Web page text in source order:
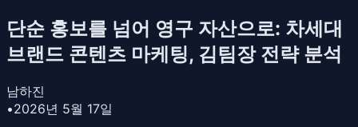
단순 홍보를 넘어 영구 자산으로: 차세대
브랜드 콘텐츠 마케팅, 김팀장 전략 분석
남하진
•2026년 5월 17일